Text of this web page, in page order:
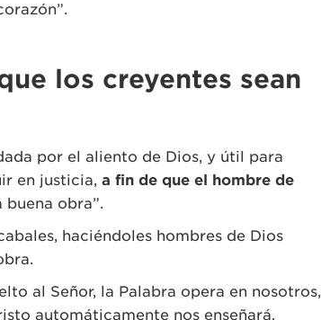
los creyentes sean
por el aliento de Dios, y útil para
en justicia, a fin de que el hombre de
buena obra”.
haciéndoles hombres de Dios
al Señor, la Palabra opera en nosotros,
automáticamente nos enseñará,